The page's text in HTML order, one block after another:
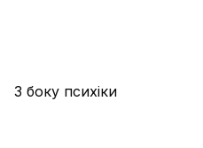
З боку психіки